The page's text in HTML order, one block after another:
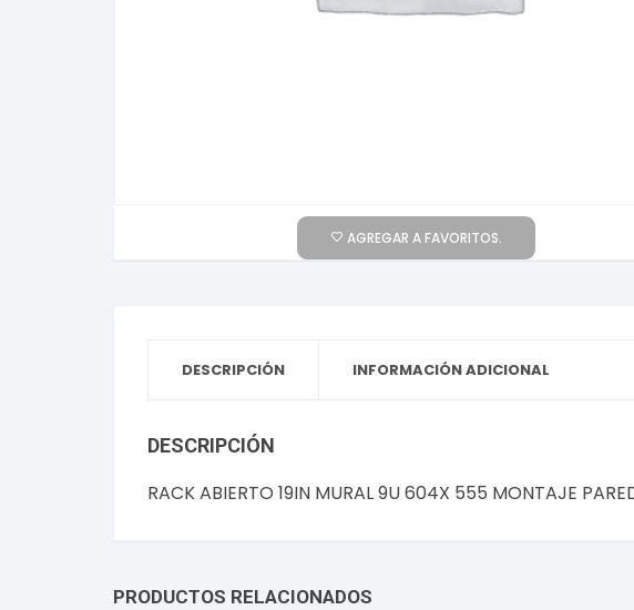
AGREGAR A FAVORITOS.
DESCRIPCIÓN INFORMACIÓN ADICIONAL
DESCRIPCIÓN
RACK ABIERTO 19IN MURAL 9U 604X 555 MONTAJE
PRODUCTOS RELACIONADOS